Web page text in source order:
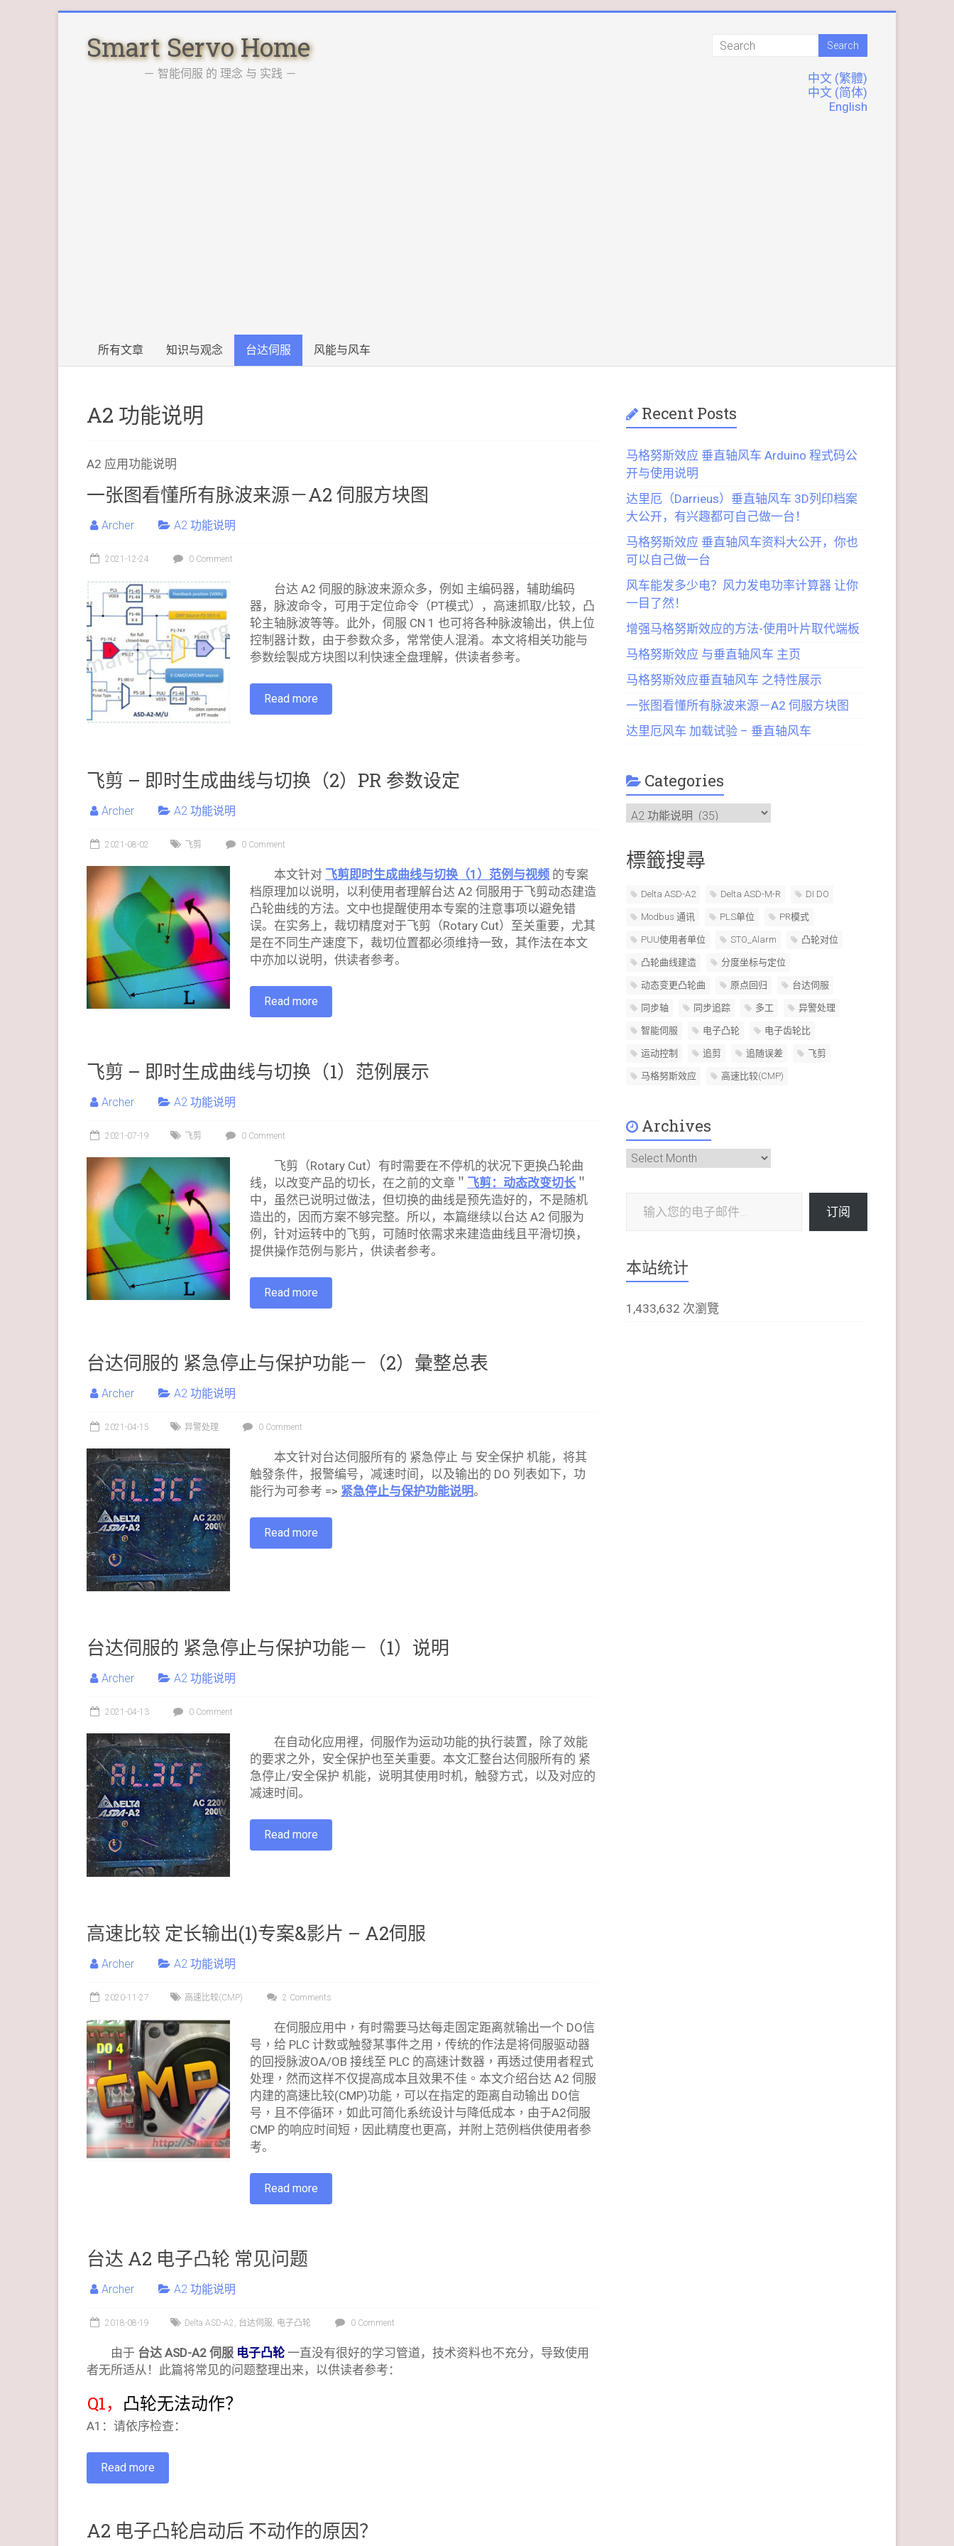
contentSmart Servo Home
－ 智能伺服 的 理念 与 实践 －
中文 (繁體)
中文 (简体)
English
所有文章 知识与观念 台达伺服 风能与风车
A2 功能说明
A2 应用功能说明
一张图看懂所有脉波来源－A2 伺服方块图
Archer A2 功能说明
2021-12-24 0 Comment
台达 A2 伺服的脉波来源众多，例如 主编码器，辅助编码
器，脉波命令，可用于定位命令（PT模式），高速抓取/比较，凸
轮主轴脉波等等。此外，伺服 CN 1 也可将各种脉波输出，供上位
控制器计数，由于参数众多，常常使人混淆。本文将相关功能与
参数绘製成方块图以利快速全盘理解，供读者参考。
Read more
飞剪 – 即时生成曲线与切换（2）PR 参数设定
Archer A2 功能说明
2021-08-02 飞剪 0 Comment
本文针对 飞剪即时生成曲线与切换（1）范例与视频 的专案
档原理加以说明，以利使用者理解台达 A2 伺服用于飞剪动态建造
凸轮曲线的方法。文中也提醒使用本专案的注意事项以避免错
误。在实务上，裁切精度对于飞剪（Rotary Cut）至关重要，尤其
是在不同生产速度下，裁切位置都必须维持一致，其作法在本文
中亦加以说明，供读者参考。
Read more
飞剪 – 即时生成曲线与切换（1）范例展示
Archer A2 功能说明
2021-07-19 飞剪 0 Comment
飞剪（Rotary Cut）有时需要在不停机的状况下更换凸轮曲
线，以改变产品的切长，在之前的文章＂ 飞剪：动态改变切长 ＂
中，虽然已说明过做法，但切换的曲线是预先造好的，不是随机
造出的，因而方案不够完整。所以，本篇继续以台达 A2 伺服为
例，针对运转中的飞剪，可随时依需求来建造曲线且平滑切换，
提供操作范例与影片，供读者参考。
Read more
台达伺服的 紧急停止与保护功能－（2）彙整总表
Archer A2 功能说明
2021-04-15 异警处理 0 Comment
本文针对台达伺服所有的 紧急停止 与 安全保护 机能，将其
触發条件，报警编号，减速时间，以及输出的 DO 列表如下，功
能行为可参考 => 紧急停止与保护功能说明。
Read more
台达伺服的 紧急停止与保护功能－（1）说明
Archer A2 功能说明
2021-04-13 0 Comment
在自动化应用裡，伺服作为运动功能的执行装置，除了效能
的要求之外，安全保护也至关重要。本文汇整台达伺服所有的 紧
急停止/安全保护 机能，说明其使用时机，触發方式，以及对应的
减速时间。
Read more
高速比较 定长输出(1)专案&影片 – A2伺服
Archer A2 功能说明
2020-11-27 高速比较(CMP) 2 Comments
在伺服应用中，有时需要马达每走固定距离就输出一个 DO信
号，给 PLC 计数或触發某事件之用，传统的作法是将伺服驱动器
的回授脉波OA/OB 接线至 PLC 的高速计数器，再透过使用者程式
处理，然而这样不仅提高成本且效果不佳。 本文介绍台达 A2 伺服
内建的高速比较(CMP)功能，可以在指定的距离自动输出 DO信
号，且不停循环，如此可简化系统设计与降低成本，由于A2伺服
CMP 的响应时间短，因此精度也更高 ， 并附上范例档供使用者参
考。
Read more
台达 A2 电子凸轮 常见问题
Archer A2 功能说明
2018-08-19 Delta ASD-A2 台达伺服 电子凸轮 0 Comment
由于 台达 ASD-A2 伺服 电子凸轮 一直没有很好的学习管道，技术资料也不充分，导致使用
者无所适从！此篇将常见的问题整理出来，以供读者参考：
Q1， 凸轮无法动作？
A1：请依序检查：
Read more
A2 电子凸轮启动后 不动作的原因？
Recent Posts
马格努斯效应 垂直轴风车 Arduino 程式码公
开与使用说明
达里厄（Darrieus）垂直轴风车 3D列印档案
大公开，有兴趣都可自己做一台！
马格努斯效应 垂直轴风车资料大公开，你也
可以自己做一台
风车能发多少电？风力发电功率计算器 让你
一目了然！
增强马格努斯效应的方法-使用叶片取代端板
马格努斯效应 与垂直轴风车 主页
马格努斯效应垂直轴风车 之特性展示
一张图看懂所有脉波来源－A2 伺服方块图
达里厄风车 加载试验 – 垂直轴风车
Categories
Categories
標籤搜尋
Delta ASD-A2 Delta ASD-M-R DI DO
Modbus 通讯 PLS单位 PR模式
PUU使用者单位 STO_Alarm 凸轮对位
凸轮曲线建造 分度坐标与定位
动态变更凸轮曲 原点回归 台达伺服
同步轴 同步追踪 多工 异警处理
智能伺服 电子凸轮 电子齿轮比
运动控制 追剪 追随误差 飞剪
马格努斯效应 高速比较(CMP)
Archives
Archives
订阅
本站统计
1,433,632 次瀏覽